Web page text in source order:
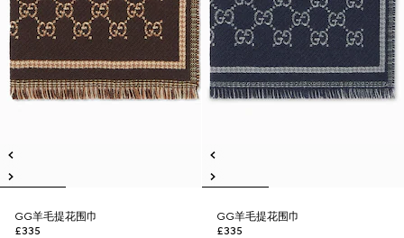
GG羊毛提花围巾
£335
GG羊毛提花围巾
£335